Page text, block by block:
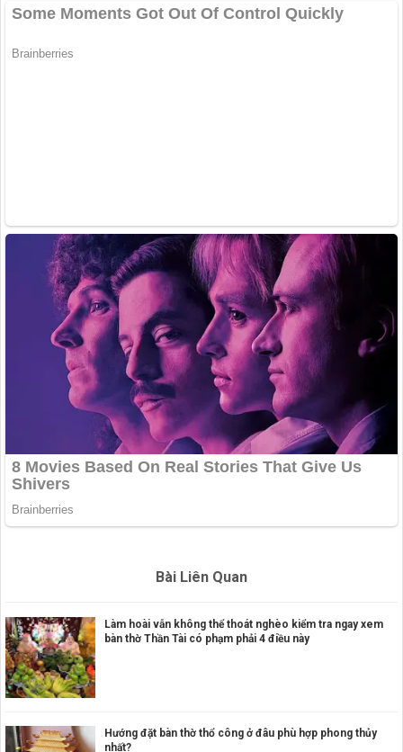
Bài Liên Quan
Làm hoài vẫn không thể thoát nghèo kiểm tra ngay xem
bàn thờ Thần Tài có phạm phải 4 điều này
Hướng đặt bàn thờ thổ công ở đâu phù hợp phong thủy
nhất?